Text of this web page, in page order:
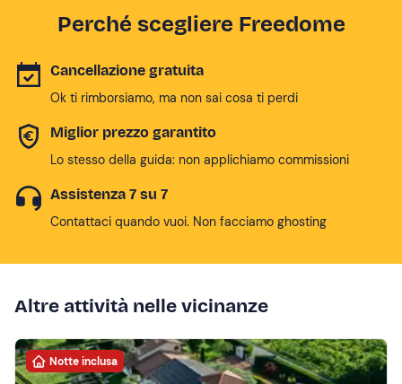
Perché scegliere Freedome
Cancellazione gratuita
Ok ti rimborsiamo, ma non sai cosa ti perdi
Miglior prezzo garantito
Lo stesso della guida: non applichiamo commissioni
Assistenza 7 su 7
Contattaci quando vuoi. Non facciamo ghosting
Altre attività nelle vicinanze
Notte inclusa